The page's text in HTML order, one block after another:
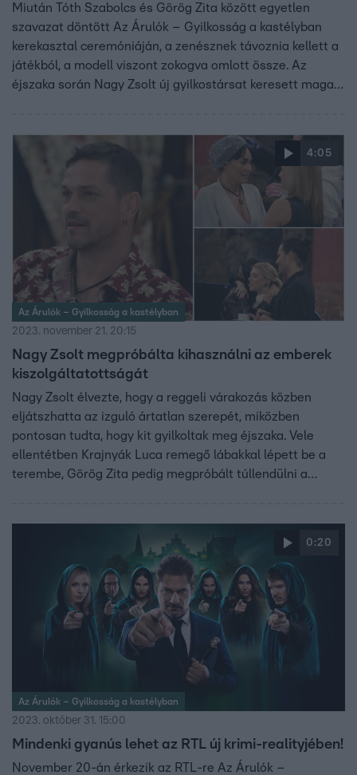
Miután Tóth Szabolcs és Görög Zita között egyetlen
szavazat döntött Az Árulók – Gyilkosság a kastélyban
kerekasztal ceremóniáján, a zenésznek távoznia kellett a
játékból, a modell viszont zokogva omlott össze. Az
éjszaka során Nagy Zsolt új gyilkostársat keresett maga
4:05
Az Árulók – Gyilkosság a kastélyban
2023. november 21. 20:15
Nagy Zsolt megpróbálta kihasználni az emberek
kiszolgáltatottságát
Nagy Zsolt élvezte, hogy a reggeli várakozás közben
eljátszhatta az izguló ártatlan szerepét, miközben
pontosan tudta, hogy kit gyilkoltak meg éjszaka. Vele
ellentétben Krajnyák Luca remegő lábakkal lépett be a
terembe, Görög Zita pedig megpróbált túllendülni a
0:20
Az Árulók – Gyilkosság a kastélyban
2023. október 31. 15:00
Mindenki gyanús lehet az RTL új krimi-realityjében!
November 20-án érkezik az RTL-re Az Árulók –